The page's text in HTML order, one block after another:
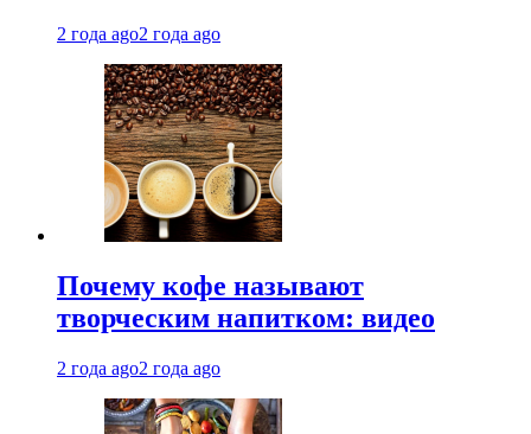
2 года ago2 года ago
Почему кофе называют
творческим напитком: видео
2 года ago2 года ago